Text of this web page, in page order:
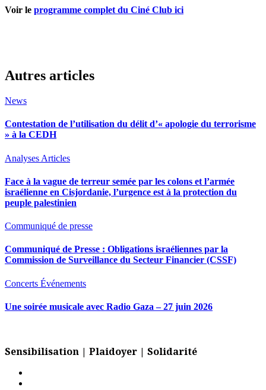
Voir le programme complet du Ciné Club ici
Autres articles
News
Contestation de l’utilisation du délit d’« apologie du terrorisme
» à la CEDH
Analyses Articles
Face à la vague de terreur semée par les colons et l’armée
israélienne en Cisjordanie, l’urgence est à la protection du
peuple palestinien
Communiqué de presse
Communiqué de Presse : Obligations israéliennes par la
Commission de Surveillance du Secteur Financier (CSSF)
Concerts Événements
Une soirée musicale avec Radio Gaza – 27 juin 2026
Sensibilisation | Plaidoyer | Solidarité